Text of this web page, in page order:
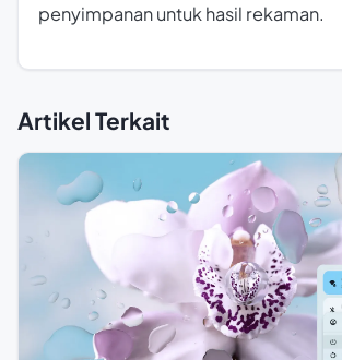
penyimpanan untuk hasil rekaman.
Artikel Terkait